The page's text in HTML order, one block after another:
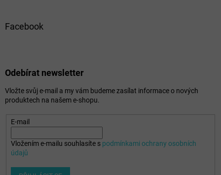
Facebook
Odebírat newsletter
Vložte svůj e-mail a my vám budeme zasílat informace o nových
produktech na našem e-shopu.
E-mail
Vložením e-mailu souhlasíte s podmínkami ochrany osobních
údajů